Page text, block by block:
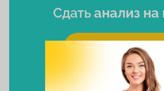
Сдатьанализ
Выбрать